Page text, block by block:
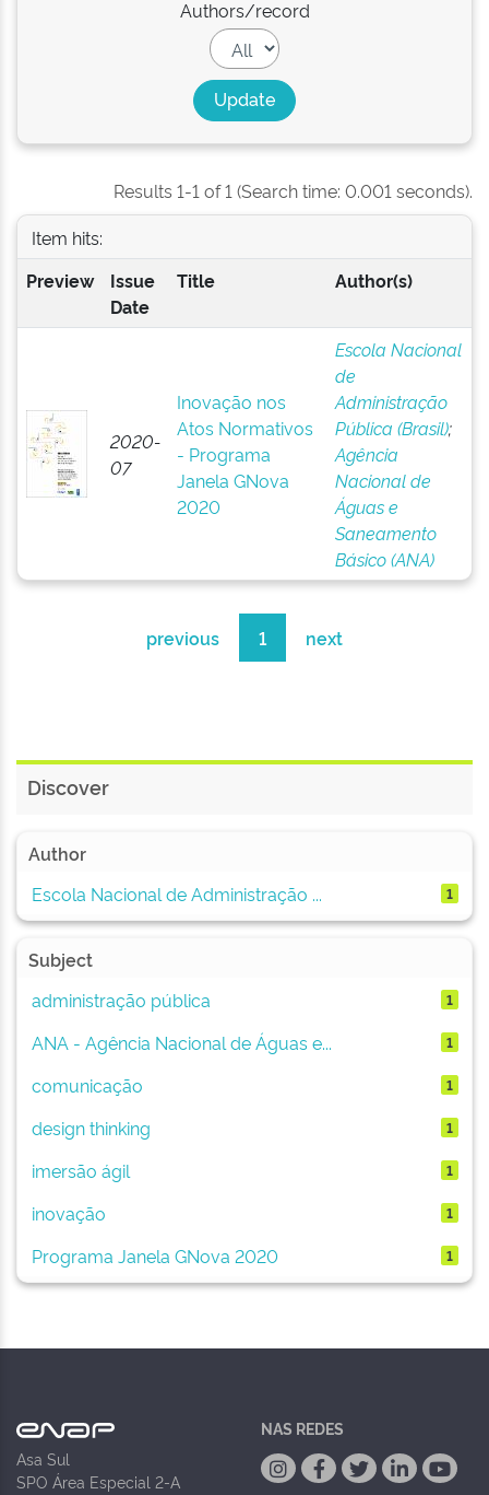
Authors/record
Results 1-1 of 1 (Search time: 0.001 seconds).
Item hits:
Preview
Issue
Date
Title Author(s)
2020-
07
Inovação nos
Atos Normativos
- Programa
Janela GNova
2020
Escola Nacional
de
Administração
Pública (Brasil);
Agência
Nacional de
Águas e
Saneamento
Básico (ANA)
previous 1 next
Discover
Author
Escola Nacional de Administração ...
1
Subject
administração pública
1
ANA - Agência Nacional de Águas e... 1
comunicação 1
design thinking 1
imersão ágil 1
inovação 1
Programa Janela GNova 2020 1
Asa Sul
SPO Área Especial 2-A
NAS REDES